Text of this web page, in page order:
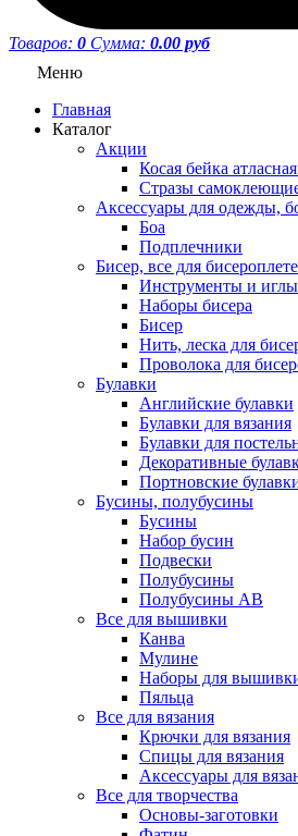
Товаров: 0 Сумма: 0.00 руб
Меню
Главная
Каталог
Акции
Косая бейка
Стразы
Аксессуары для одежды,
Боа
Подплечники
Бисер, все для
Инструменты и иглы
Наборы бисера
Бисер
Нить, леска для
Проволока для
Булавки
Английские булавки
Булавки для вязания
Булавки для
Декоративные
Портновские
Бусины, полубусины
Бусины
Набор бусин
Подвески
Полубусины
Полубусины AB
Все для вышивки
Канва
Мулине
Наборы для
Пяльца
Все для вязания
Крючки для вязания
Спицы для вязания
Аксессуары для
Все для творчества
Основы-заготовки